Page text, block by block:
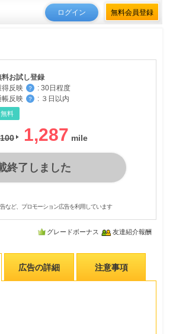
ログイン 無料会員登録
料お試し登録
得反映
？ : 30日程度
帳反映
？ : ３日以内
無料
1,287
終了しました
など、プロモーション広告を利用しています
グレードボーナス 友達紹介報酬
広告の詳細 注意事項